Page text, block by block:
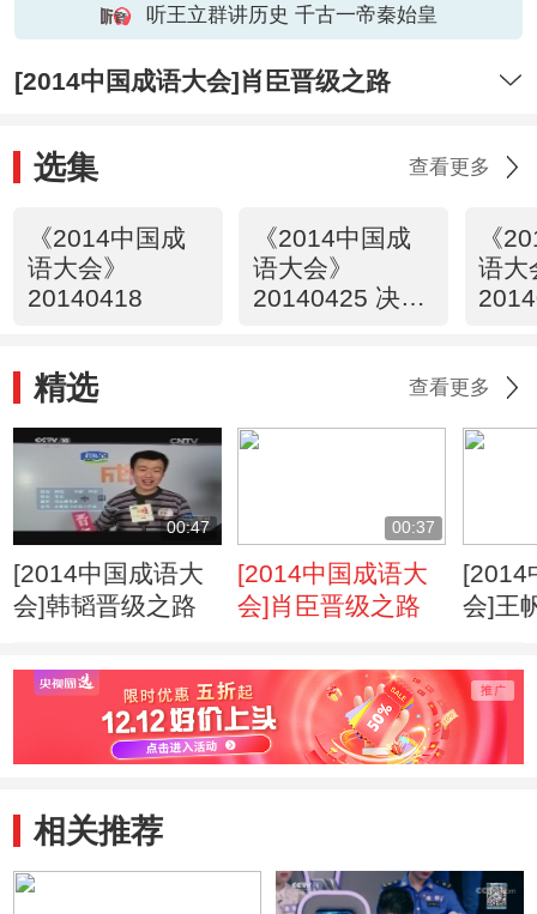
听王立群讲历史 千古一帝秦始皇
[2014中国成语大会]肖臣晋级之路
选集 查看更多
《2014中国成
语大会》
20140418
《2014中国成
语大会》
20140425 决赛
《
语大
精选 查看更多
00:47
[2014中国成语大
会]韩韬晋级之路
00:37
[2014中国成语大
会]肖臣晋级之路
[2014
会]王
相关推荐